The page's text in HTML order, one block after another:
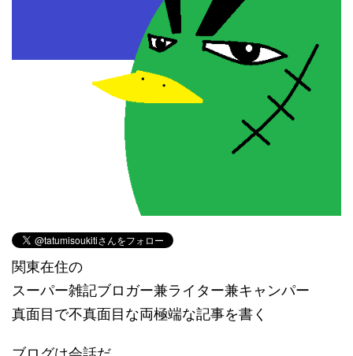
関東在住の
スーパー雑記ブロガー兼ライター兼キャンパー
真面目で不真面目な両極端な記事を書く